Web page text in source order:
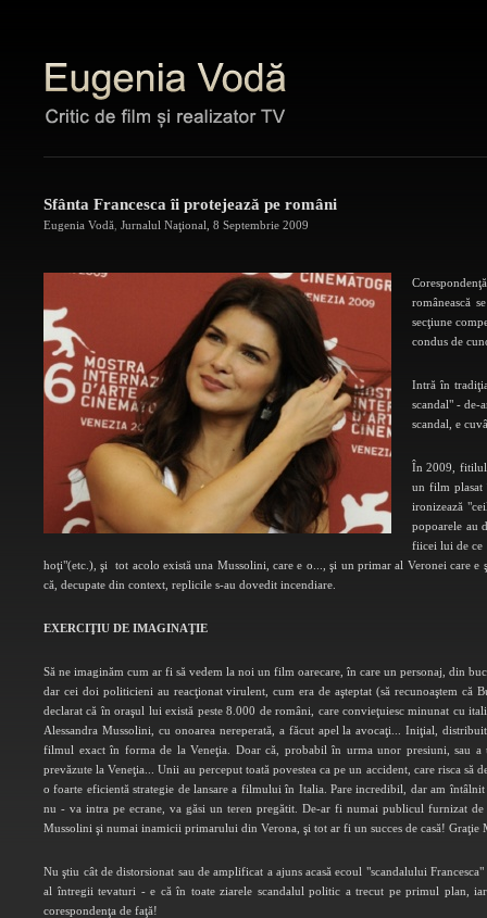
Sfânta Francesca îi protejează pe români
Eugenia Vodă Jurnalul Naţional 8 Septembrie 2009
românească
secţiune
condus de
Intră în
scandal" - de-
scandal, e
În 2009, fitilul
un film plasat
ironizează
popoarele au
fiicei lui de ce
hoţi"(etc.), şi tot acolo există una Mussolini, care e o..., şi un primar al Veronei care
că, decupate din context, replicile s-au dovedit incendiare.
EXERCIŢIU DE IMAGINAŢIE
Să ne imaginăm cum ar fi să vedem la noi un film oarecare, în care un personaj, din
dar cei doi politicieni au reacţionat virulent, cum era de aşteptat (să recunoaştem că
declarat că în oraşul lui există peste 8.000 de români, care convieţuiesc minunat cu
Alessandra Mussolini, cu onoarea nereperată, a făcut apel la avocaţi... Iniţial,
filmul exact în forma de la Veneţia. Doar că, probabil în urma unor presiuni, sau
prevăzute la Veneţia... Unii au perceput toată povestea ca pe un accident, care risca
o foarte eficientă strategie de lansare a filmului în Italia. Pare incredibil, dar am
nu - va intra pe ecrane, va găsi un teren pregătit. De-ar fi numai publicul furnizat
Mussolini şi numai inamicii primarului din Verona, şi tot ar fi un succes de casă! Graţie
Nu ştiu cât de distorsionat sau de amplificat a ajuns acasă ecoul "scandalului
al întregii tevaturi - e că în toate ziarele scandalul politic a trecut pe primul plan,
corespondenţa de faţă!